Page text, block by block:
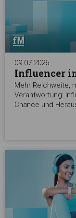
09.07.2026
Influencer
Mehr Reichweite,
Verantwortung:
Chance und